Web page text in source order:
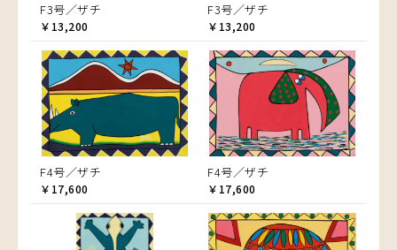
F3号／ザチ
￥13,200
F3号／ザチ
￥13,200
F4号／ザチ
￥17,600
F4号／ザチ
￥17,600